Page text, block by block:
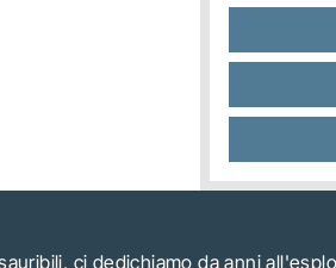
ci dedichiamo da anni